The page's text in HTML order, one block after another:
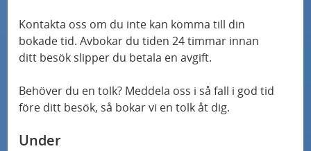
Kontakta oss om du inte kan komma till din
bokade tid. Avbokar du tiden 24 timmar innan
ditt besök slipper du betala en avgift.
Behöver du en tolk? Meddela oss i så fall i god tid
före ditt besök, så bokar vi en tolk åt dig.
Under